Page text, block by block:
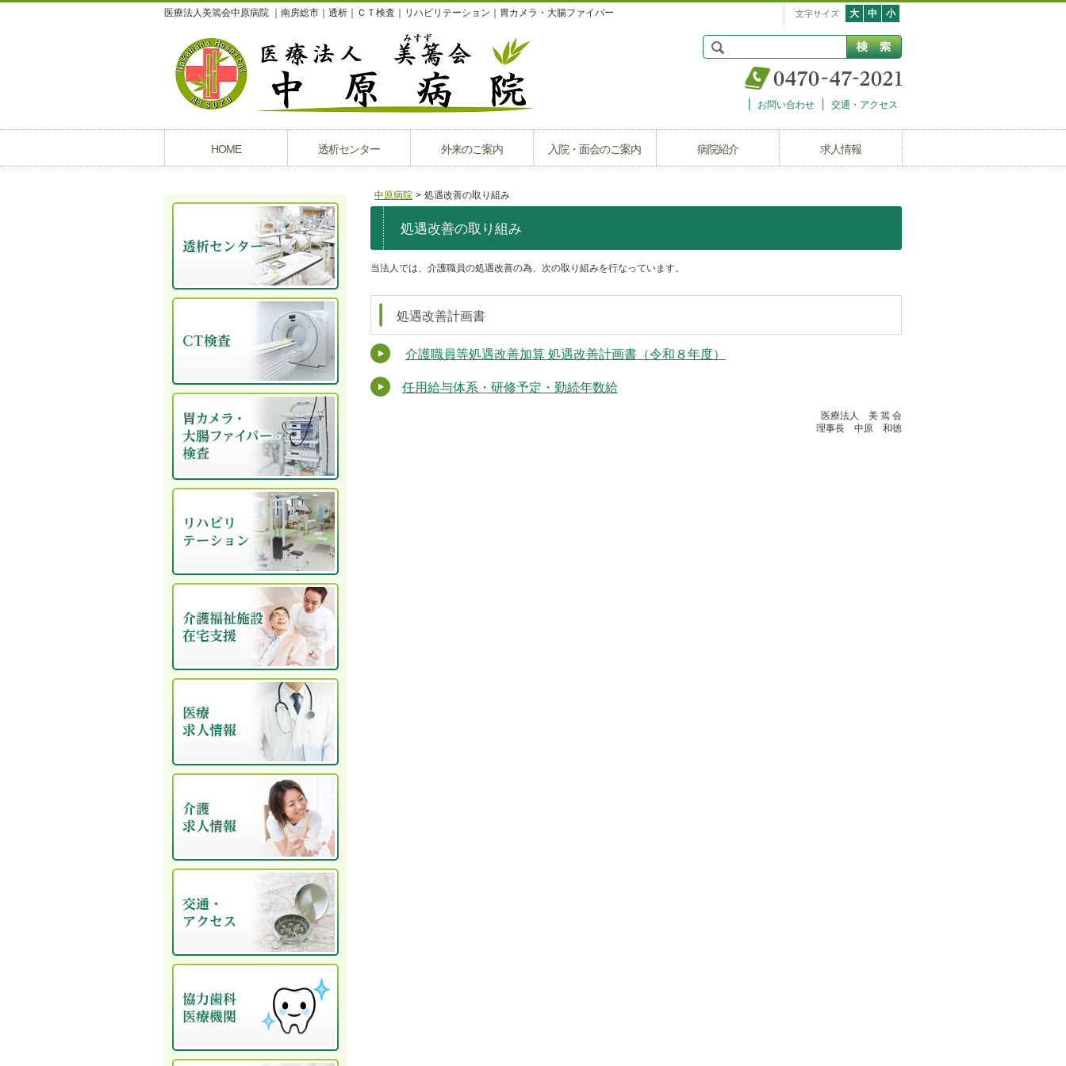
医療法人美篶会中原病院 ｜南房総市｜透析｜ＣＴ検査｜リハビリテーション｜胃カメラ・大腸ファイバー 小
中
大
文字サイズ
交通・アクセス
お問い合わせ
HOME 透析センター 外来のご案内 入院・面会のご案内 病院紹介 求人情報
中原病院 > 処遇改善の取り組み
処遇改善の取り組み
当法人では、介護職員の処遇改善の為、次の取り組みを行なっています。
処遇改善計画書
介護職員等処遇改善加算 処遇改善計画書（令和８年度）
任用給与体系・研修予定・勤続年数給
医療法人 美 篶 会
理事長 中原 和徳